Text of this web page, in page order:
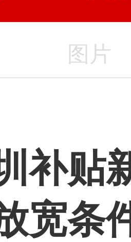
图片
补贴
宽条